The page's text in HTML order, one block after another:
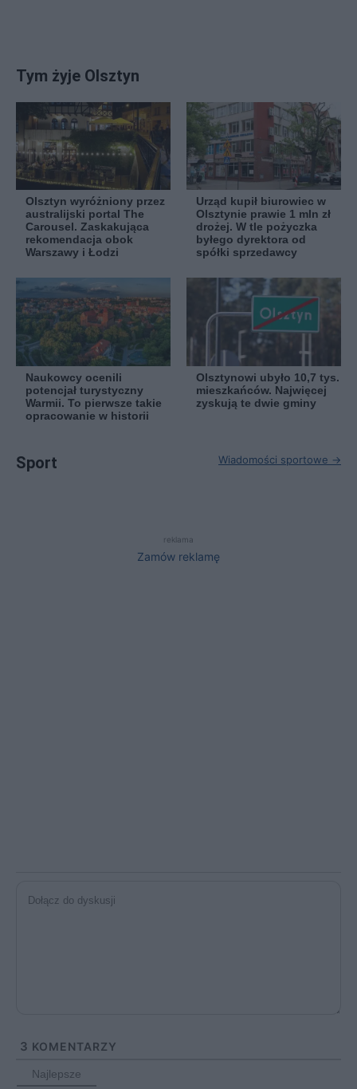
Tym żyje Olsztyn
Olsztyn wyróżniony przez
australijski portal The
Carousel. Zaskakująca
rekomendacja obok
Warszawy i Łodzi
Urząd kupił biurowiec w
Olsztynie prawie 1 mln zł
drożej. W tle pożyczka
byłego dyrektora od
spółki sprzedawcy
Naukowcy ocenili
potencjał turystyczny
Warmii. To pierwsze takie
opracowanie w historii
Olsztynowi ubyło 10,7 tys.
mieszkańców. Najwięcej
zyskują te dwie gminy
Sport Wiadomości sportowe →
reklama
Zamów reklamę
3 KOMENTARZY
Najlepsze